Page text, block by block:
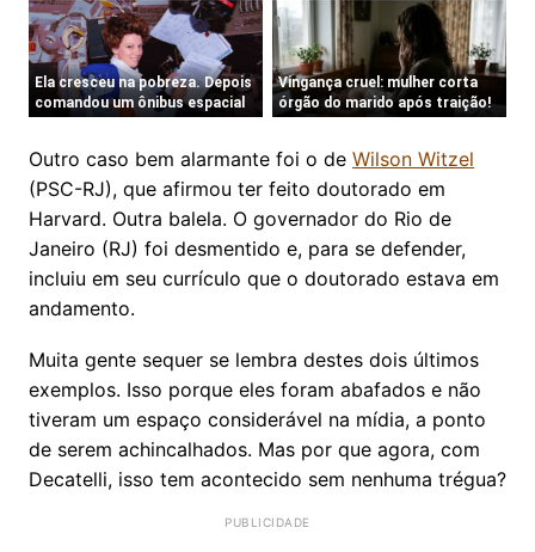
Outro caso bem alarmante foi o de Wilson Witzel
(PSC-RJ), que afirmou ter feito doutorado em
Harvard. Outra balela. O governador do Rio de
Janeiro (RJ) foi desmentido e, para se defender,
incluiu em seu currículo que o doutorado estava em
andamento.
Muita gente sequer se lembra destes dois últimos
exemplos. Isso porque eles foram abafados e não
tiveram um espaço considerável na mídia, a ponto
de serem achincalhados. Mas por que agora, com
Decatelli, isso tem acontecido sem nenhuma trégua?